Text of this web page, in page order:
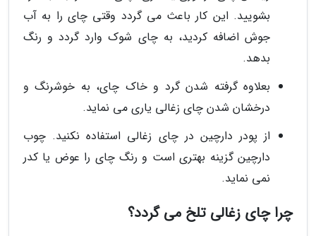
بشویید. این کار باعث می گردد وقتی چای را به آب
جوش اضافه کردید، به چای شوک وارد گردد و رنگ
بدهد.
بعلاوه گرفته شدن گرد و خاک چای، به خوشرنگ و
درخشان شدن چای زغالی یاری می نماید.
از پودر دارچین در چای زغالی استفاده نکنید. چوب
دارچین گزینه بهتری است و رنگ چای را عوض یا کدر
نمی نماید.
چرا چای زغالی تلخ می گردد؟